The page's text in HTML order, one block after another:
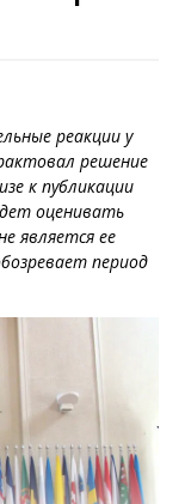
реакции у
решение
к публикации
оценивать
является ее
период